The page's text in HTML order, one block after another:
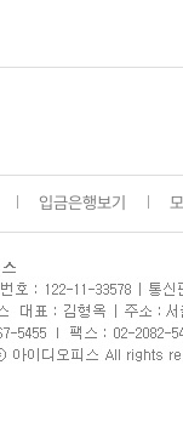
입금은행보기